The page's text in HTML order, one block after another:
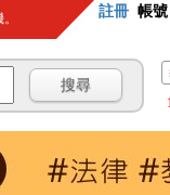
註冊 帳號